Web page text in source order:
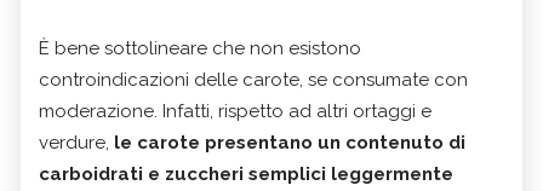
È bene sottolineare che non esistono
controindicazioni delle carote, se consumate con
moderazione. Infatti, rispetto ad altri ortaggi e
verdure, le carote presentano un contenuto di
carboidrati e zuccheri semplici leggermente